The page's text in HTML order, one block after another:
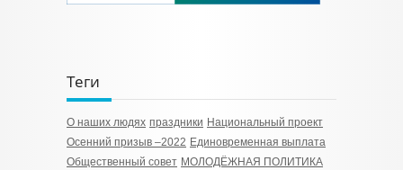
Теги
О наших людях праздники Национальный проект
Осенний призыв –2022 Единовременная выплата
Общественный совет МОЛОДЁЖНАЯ ПОЛИТИКА